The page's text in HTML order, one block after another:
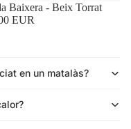
Baixera - Beix Torrat
EUR
en un matalàs?